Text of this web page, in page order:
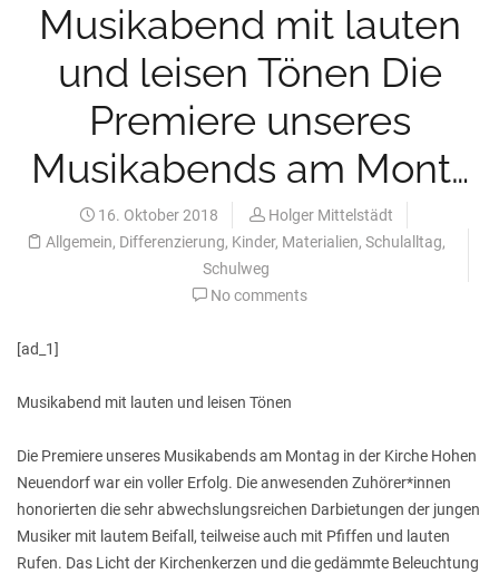
Musikabend mit lauten
und leisen Tönen Die
Premiere unseres
Musikabends am Mont…
16. Oktober 2018
Holger Mittelstädt
Allgemein, Differenzierung, Kinder, Materialien, Schulalltag,
Schulweg
No comments
[ad_1]
Musikabend mit lauten und leisen Tönen
Die Premiere unseres Musikabends am Montag in der Kirche Hohen
Neuendorf war ein voller Erfolg. Die anwesenden Zuhörer*innen
honorierten die sehr abwechslungsreichen Darbietungen der jungen
Musiker mit lautem Beifall, teilweise auch mit Pfiffen und lauten
Rufen. Das Licht der Kirchenkerzen und die gedämmte Beleuchtung